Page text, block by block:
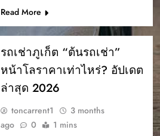
Read More
รถเช่าภูเก็ต “ต้นรถเช่า”
หน้าโลราคาเท่าไหร่? อัปเดต
ล่าสุด 2026
toncarrent1
3 months
ago
0 1 mins